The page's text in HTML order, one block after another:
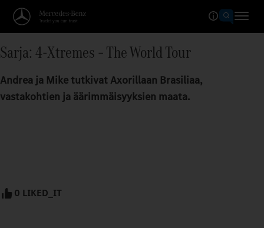
Sarja: 4-Xtremes – The World Tour
Andrea ja Mike tutkivat Axorillaan Brasiliaa,
vastakohtien ja äärimmäisyyksien maata.
0 LIKED_IT